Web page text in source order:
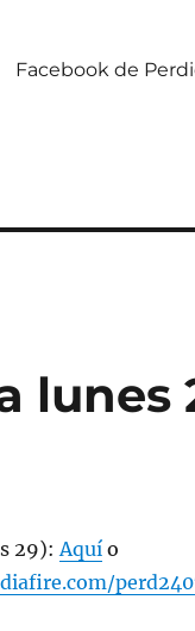
Facebook de
lunes
29):Aquío